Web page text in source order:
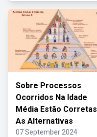
Sobre Processos
Ocorridos Na Idade
Média Estão Corretas
As Alternativas
07 September 2024